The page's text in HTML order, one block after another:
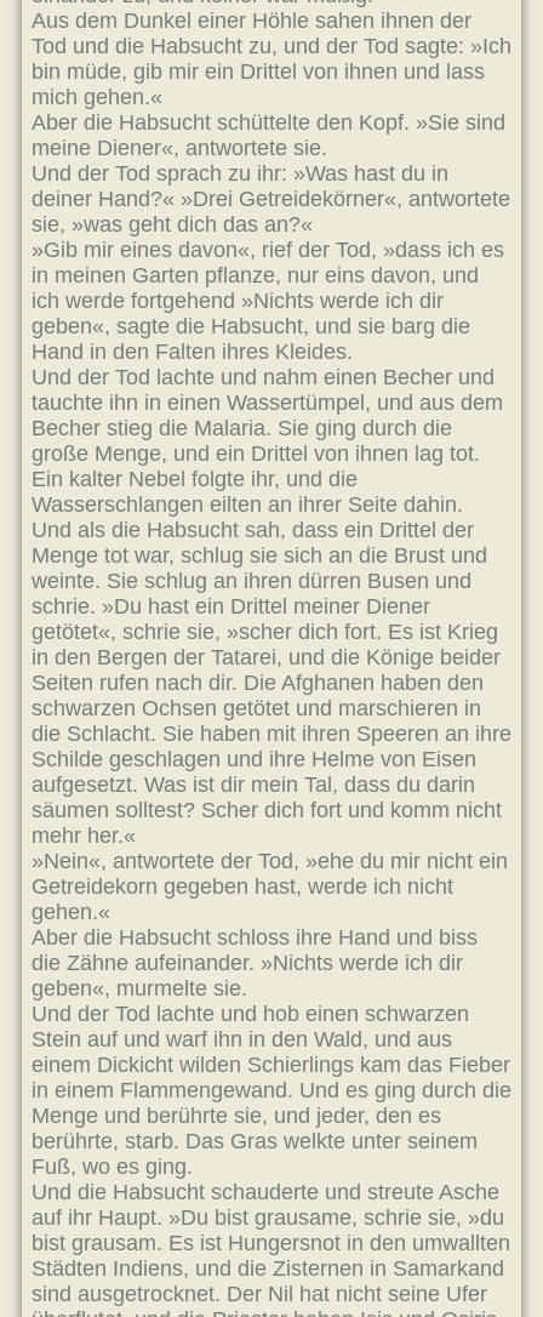
Aus dem Dunkel einer Höhle sahen ihnen der
Tod und die Habsucht zu, und der Tod sagte: »Ich
bin müde, gib mir ein Drittel von ihnen und lass
mich gehen.«
Aber die Habsucht schüttelte den Kopf. »Sie sind
meine Diener«, antwortete sie.
Und der Tod sprach zu ihr: »Was hast du in
deiner Hand?« »Drei Getreidekörner«, antwortete
sie, »was geht dich das an?«
»Gib mir eines davon«, rief der Tod, »dass ich es
in meinen Garten pflanze, nur eins davon, und
ich werde fortgehend »Nichts werde ich dir
geben«, sagte die Habsucht, und sie barg die
Hand in den Falten ihres Kleides.
Und der Tod lachte und nahm einen Becher und
tauchte ihn in einen Wassertümpel, und aus dem
Becher stieg die Malaria. Sie ging durch die
große Menge, und ein Drittel von ihnen lag tot.
Ein kalter Nebel folgte ihr, und die
Wasserschlangen eilten an ihrer Seite dahin.
Und als die Habsucht sah, dass ein Drittel der
Menge tot war, schlug sie sich an die Brust und
weinte. Sie schlug an ihren dürren Busen und
schrie. »Du hast ein Drittel meiner Diener
getötet«, schrie sie, »scher dich fort. Es ist Krieg
in den Bergen der Tatarei, und die Könige beider
Seiten rufen nach dir. Die Afghanen haben den
schwarzen Ochsen getötet und marschieren in
die Schlacht. Sie haben mit ihren Speeren an ihre
Schilde geschlagen und ihre Helme von Eisen
aufgesetzt. Was ist dir mein Tal, dass du darin
säumen solltest? Scher dich fort und komm nicht
mehr her.«
»Nein«, antwortete der Tod, »ehe du mir nicht ein
Getreidekorn gegeben hast, werde ich nicht
gehen.«
Aber die Habsucht schloss ihre Hand und biss
die Zähne aufeinander. »Nichts werde ich dir
geben«, murmelte sie.
Und der Tod lachte und hob einen schwarzen
Stein auf und warf ihn in den Wald, und aus
einem Dickicht wilden Schierlings kam das Fieber
in einem Flammengewand. Und es ging durch die
Menge und berührte sie, und jeder, den es
berührte, starb. Das Gras welkte unter seinem
Fuß, wo es ging.
Und die Habsucht schauderte und streute Asche
auf ihr Haupt. »Du bist grausame, schrie sie, »du
bist grausam. Es ist Hungersnot in den umwallten
Städten Indiens, und die Zisternen in Samarkand
sind ausgetrocknet. Der Nil hat nicht seine Ufer